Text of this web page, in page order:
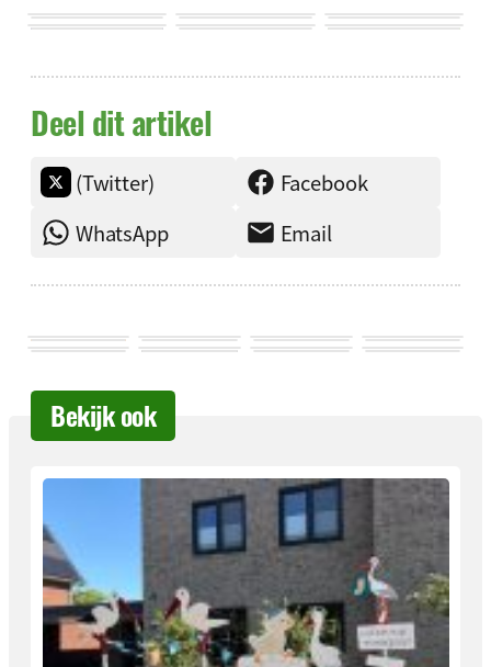
Deel dit artikel
(Twitter)
Facebook
WhatsApp
Email
Bekijk ook